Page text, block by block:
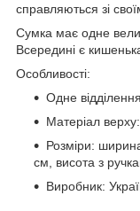
справляються зі
Сумка має одне
Всередині є
Особливості:
Одне
Матеріал
Розміри:
см, висота з
Виробник: